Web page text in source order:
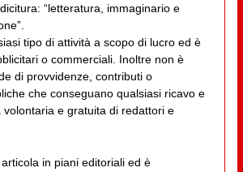
“letteratura, immaginario e
tipo di attività a scopo di lucro ed è
o commerciali. Inoltre non è
di provvidenze, contributi o
che conseguano qualsiasi ricavo e
volontaria e gratuita di redattori e
in piani editoriali ed è